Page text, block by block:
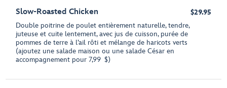
Slow-Roasted Chicken
Double poitrine de poulet entièrement naturelle, tendre,
juteuse et cuite lentement, avec jus de cuisson, purée de
pommes de terre à l’ail rôti et mélange de haricots verts
(ajoutez une salade maison ou une salade César en
accompagnement pour 7,99 $)
$29.95